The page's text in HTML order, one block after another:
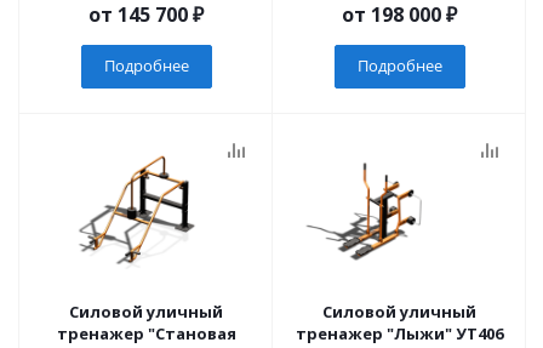
от 145 700 ₽
Подробнее
от 198 000 ₽
Подробнее
Силовой уличный
тренажер "Становая
Силовой уличный
тренажер "Лыжи" УТ406